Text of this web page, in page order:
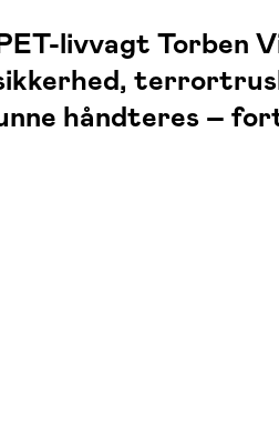
livvagt Torben
håndteres –